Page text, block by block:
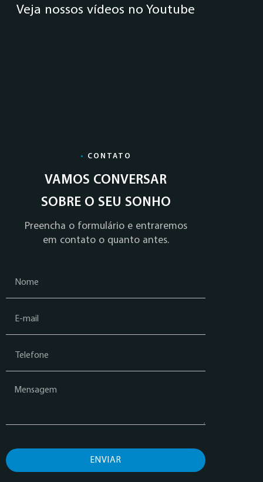
Veja nossos vídeos no Youtube
• CONTATO
VAMOS CONVERSAR
SOBRE O SEU SONHO
Preencha o formulário e entraremos
em contato o quanto antes.
ENVIAR